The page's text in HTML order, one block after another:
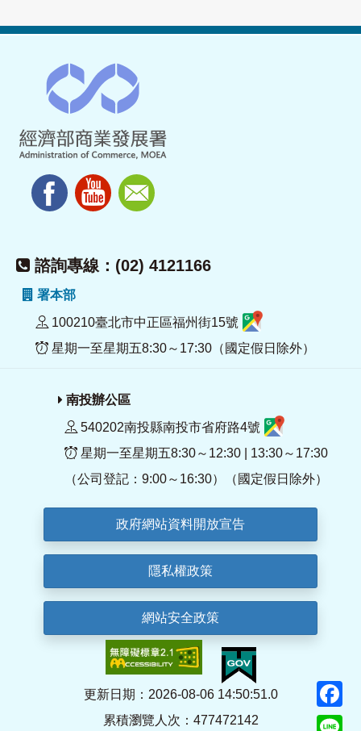
諮詢專線：(02) 4121166
署本部
100210臺北市中正區福州街15號
星期一至星期五8:30～17:30（國定假日除外）
南投辦公區
540202南投縣南投市省府路4號
星期一至星期五8:30～12:30 | 13:30～17:30
（公司登記：9:00～16:30）（國定假日除外）
政府網站資料開放宣告
隱私權政策
網站安全政策
更新日期：2026-08-06 14:50:51.0
累積瀏覽人次：477472142